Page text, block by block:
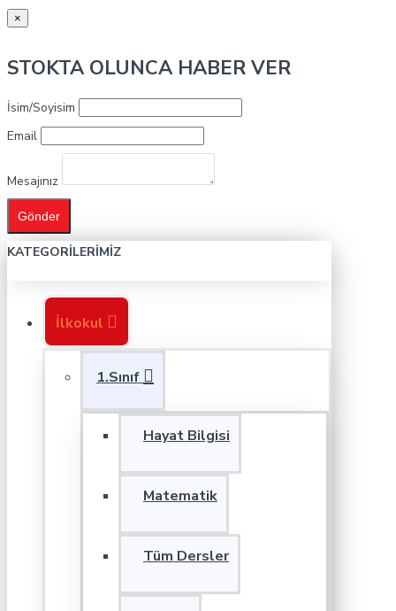
×
STOKTA OLUNCA HABER VER
İsim/Soyisim
Email
Mesajınız
Gönder
KATEGORILERIMIZ
İlkokul
1.Sınıf
Hayat Bilgisi
Matematik
Tüm Dersler